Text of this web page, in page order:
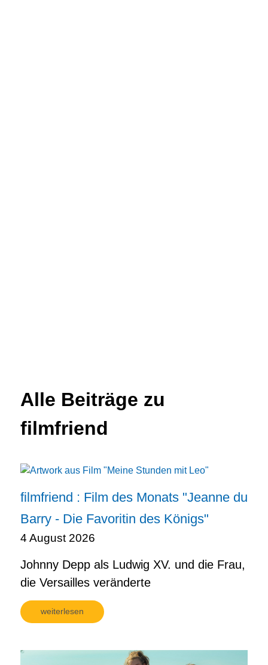
Alle Beiträge zu
filmfriend
filmfriend : Film des Monats "Jeanne du
Barry - Die Favoritin des Königs"
4 August 2026
Johnny Depp als Ludwig XV. und die Frau,
die Versailles veränderte
weiterlesen